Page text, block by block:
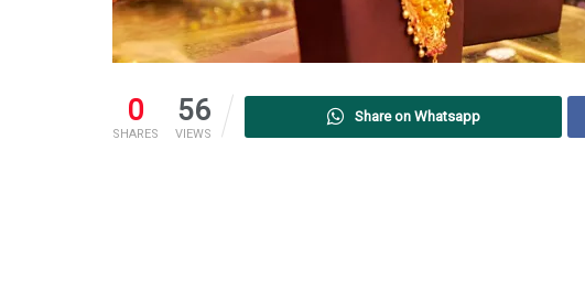
0
SHARES
56
VIEWS
Share on Whatsapp